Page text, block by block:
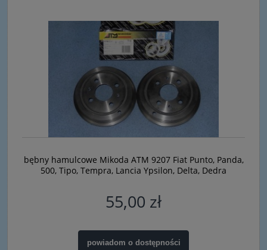
bębny hamulcowe Mikoda ATM 9207 Fiat Punto, Panda,
500, Tipo, Tempra, Lancia Ypsilon, Delta, Dedra
55,00 zł
powiadom o dostępności